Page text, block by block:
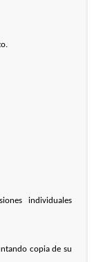
individuales
copia de su